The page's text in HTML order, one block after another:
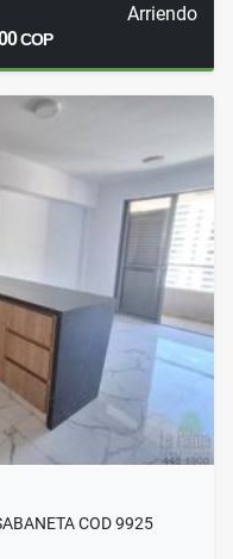
Arriendo
COP
COD 9925